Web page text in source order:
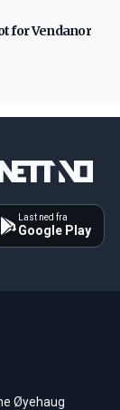
for Vendanor
Last ned fra
Google Play
Øyehaug